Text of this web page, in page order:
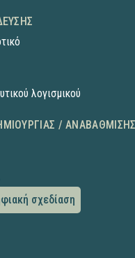
λογισμικού
/ ΑΝΑΒΆΘΜΙΣΗΣ
σχεδίαση